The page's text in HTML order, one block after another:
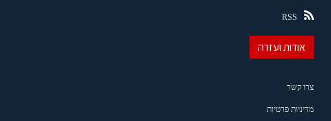
RSS
אודות ועזרה
צרו קשר
מדיניות פרטיות